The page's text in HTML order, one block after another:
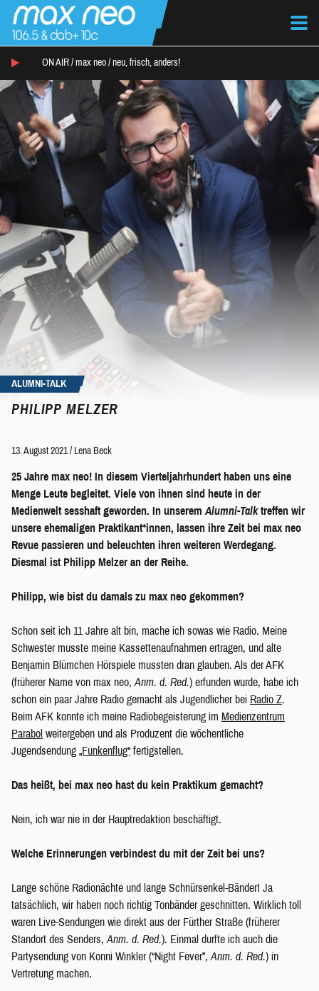
ON AIR / max neo / neu, frisch, anders!
ALUMNI-TALK
PHILIPP MELZER
13. August 2021/ Lena Beck
25 Jahre max neo! In diesem Vierteljahrhundert haben uns eine
Menge Leute begleitet. Viele von ihnen sind heute in der
Medienwelt sesshaft geworden. In unserem Alumni-Talktreffen wir
unsere ehemaligen Praktikant*innen, lassen ihre Zeit bei max neo
Revue passieren und beleuchten ihren weiteren Werdegang.
Diesmal ist Philipp Melzer an der Reihe.
Philipp, wie bist du damals zu max neo gekommen?
Schon seit ich 11 Jahre alt bin, mache ich sowas wie Radio. Meine
Schwester musste meine Kassettenaufnahmen ertragen, und alte
Benjamin Blümchen Hörspiele mussten dran glauben. Als der AFK
(früherer Name von max neo, Anm. d. Red.) erfunden wurde, habe ich
schon ein paar Jahre Radio gemacht als Jugendlicher bei Radio Z.
Beim AFK konnte ich meine Radiobegeisterung im Medienzentrum
Parabol weitergeben und als Produzent die wöchentliche
Jugendsendung „Funkenflug“ fertigstellen.
Das heißt, bei max neo hast du kein Praktikum gemacht?
Nein, ich war nie in der Hauptredaktion beschäftigt.
Welche Erinnerungen verbindest du mit der Zeit bei uns?
Lange schöne Radionächte und lange Schnürsenkel-Bänder! Ja
tatsächlich, wir haben noch richtig Tonbänder geschnitten. Wirklich toll
waren Live-Sendungen wie direkt aus der Fürther Straße (früherer
Standort des Senders, Anm. d. Red.). Einmal durfte ich auch die
Partysendung von Konni Winkler (“Night Fever”, Anm. d. Red.) in
Vertretung machen.